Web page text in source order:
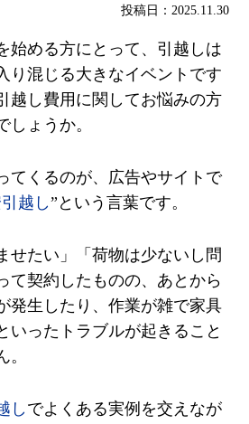
投稿日：2025.11.30
始める方にとって、引越しは
り混じる大きなイベントです
越し費用に関してお悩みの方
しょうか。
てくるのが、広告やサイトで
越し”という言葉です。
せたい」「荷物は少ないし問
て契約したものの、あとから
発生したり、作業が雑で家具
いったトラブルが起きること
し でよくある実例を交えなが